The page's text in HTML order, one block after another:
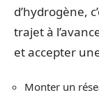
d’hydrogène,
trajet à
et accepter
Monter un